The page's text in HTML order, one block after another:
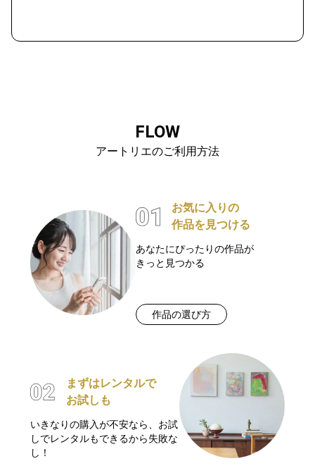
FLOW
アートリエのご利用方法
お気に入りの
作品を見つける
あなたにぴったりの作品が
きっと見つかる
作品の選び方
まずはレンタルで
お試しも
いきなりの購入が不安なら、お試
しでレンタルもできるから失敗な
し！